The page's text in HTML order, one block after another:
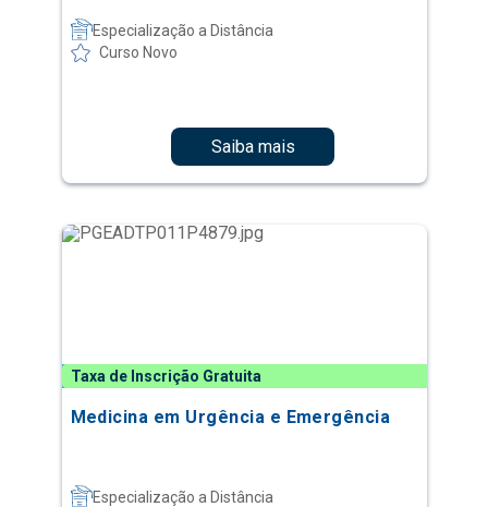
Especialização a Distância
Curso Novo
Saiba mais
Taxa de Inscrição Gratuita
Medicina em Urgência e Emergência
Especialização a Distância